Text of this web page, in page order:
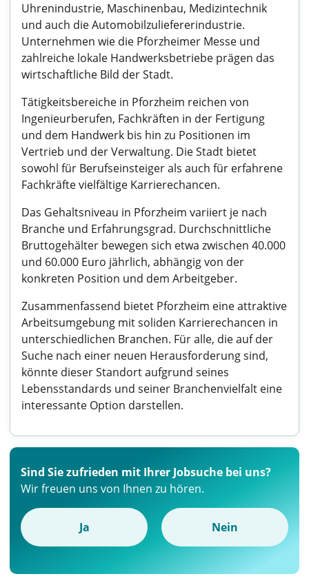
Uhrenindustrie, Maschinenbau, Medizintechnik
und auch die Automobilzuliefererindustrie.
Unternehmen wie die Pforzheimer Messe und
zahlreiche lokale Handwerksbetriebe prägen das
wirtschaftliche Bild der Stadt.
Tätigkeitsbereiche in Pforzheim reichen von
Ingenieurberufen, Fachkräften in der Fertigung
und dem Handwerk bis hin zu Positionen im
Vertrieb und der Verwaltung. Die Stadt bietet
sowohl für Berufseinsteiger als auch für erfahrene
Fachkräfte vielfältige Karrierechancen.
Das Gehaltsniveau in Pforzheim variiert je nach
Branche und Erfahrungsgrad. Durchschnittliche
Bruttogehälter bewegen sich etwa zwischen 40.000
und 60.000 Euro jährlich, abhängig von der
konkreten Position und dem Arbeitgeber.
Zusammenfassend bietet Pforzheim eine attraktive
Arbeitsumgebung mit soliden Karrierechancen in
unterschiedlichen Branchen. Für alle, die auf der
Suche nach einer neuen Herausforderung sind,
könnte dieser Standort aufgrund seines
Lebensstandards und seiner Branchenvielfalt eine
interessante Option darstellen.
Sind Sie zufrieden mit Ihrer Jobsuche bei uns?
Wir freuen uns von Ihnen zu hören.
Ja Nein